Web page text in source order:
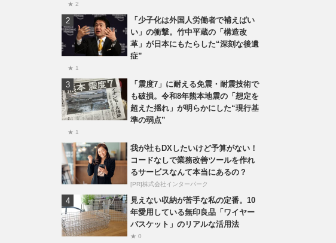
★ 2
「少子化は外国人労働者で補えばい
い」の衝撃。竹中平蔵の「構造改
革」が日本にもたらした“深刻な後遺
症”
★ 1
「震度7」に耐える免震・耐震技術で
も破損。令和8年熊本地震の「想定を
超えた揺れ」が明らかにした“現行基
準の弱点”
★ 1
我が社もDXしたいけど予算がない！
コードなしで業務改善ツールを作れ
るサービスなんて本当にあるの？
[PR]株式会社インターパーク
見えない収納が苦手な私の定番。10
年愛用している無印良品「ワイヤー
バスケット」のリアルな活用法
★ 0